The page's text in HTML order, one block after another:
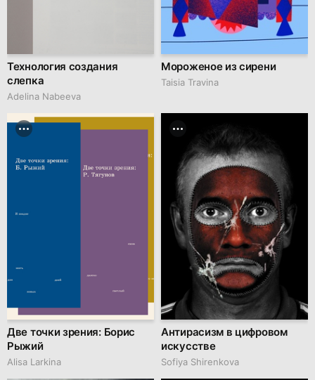
Технология создания
слепка
Adelina Nabeeva
Мороженое из сирени
Taisia Travina
Две точки зрения: Борис
Рыжий
Alisa Larkina
Антирасизм в цифровом
искусстве
Sofiya Shirenkova